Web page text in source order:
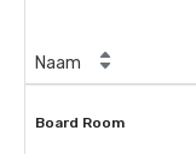
Naam
Board Room